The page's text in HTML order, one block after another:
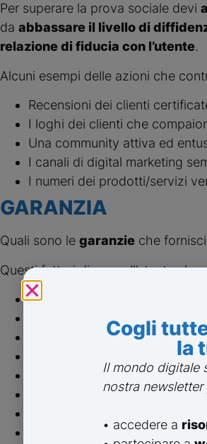
Per superare la prova sociale devi
da abbassare il livello di
relazione di fiducia con l’utente.
Alcuni esempi delle azioni che
Recensioni dei clienti
I loghi dei clienti che
Una community attiva ed
I canali di digital marketing
I numeri dei prodotti/servizi
GARANZIA
Quali sono le garanzie che
Questi fattori dicono all’utente che
Una brand identity curata e
Il posizionamento sul mercato
Collaborazioni con partner
Record, Awards, Premi
Sostenibilità aziendale (ESG)
Certificazioni ISO.
Cogli
la
Il mondo digitale
nostra newsletter
• accedere a